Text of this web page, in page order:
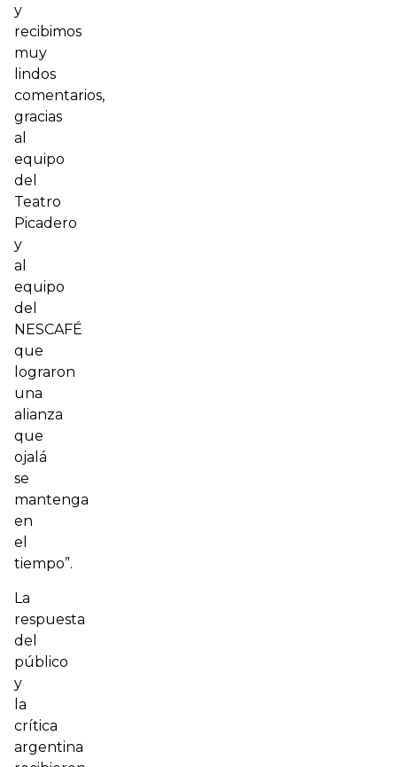
y
recibimos
muy
lindos
comentarios,
gracias
al
equipo
del
Teatro
Picadero
y
al
equipo
del
NESCAFÉ
que
lograron
una
alianza
que
ojalá
se
mantenga
en
el
tiempo”.
La
respuesta
del
público
y
la
crítica
argentina